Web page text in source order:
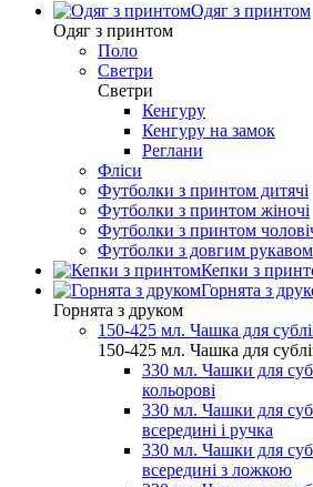
Одяг з принтом
Одяг з принтом
Поло
Светри
Светри
Кенгуру
Кенгуру на замок
Реглани
Фліси
Футболки з принтом дитячі
Футболки з принтом жіночі
Футболки з принтом
Футболки з довгим рукавом
Кепки з
Горнята з
Горнята з друком
150-425 мл. Чашка для
150-425 мл. Чашка для
330 мл. Чашки для
кольорові
330 мл. Чашки для
всередині і ручка
330 мл. Чашки для
всередині з ложкою